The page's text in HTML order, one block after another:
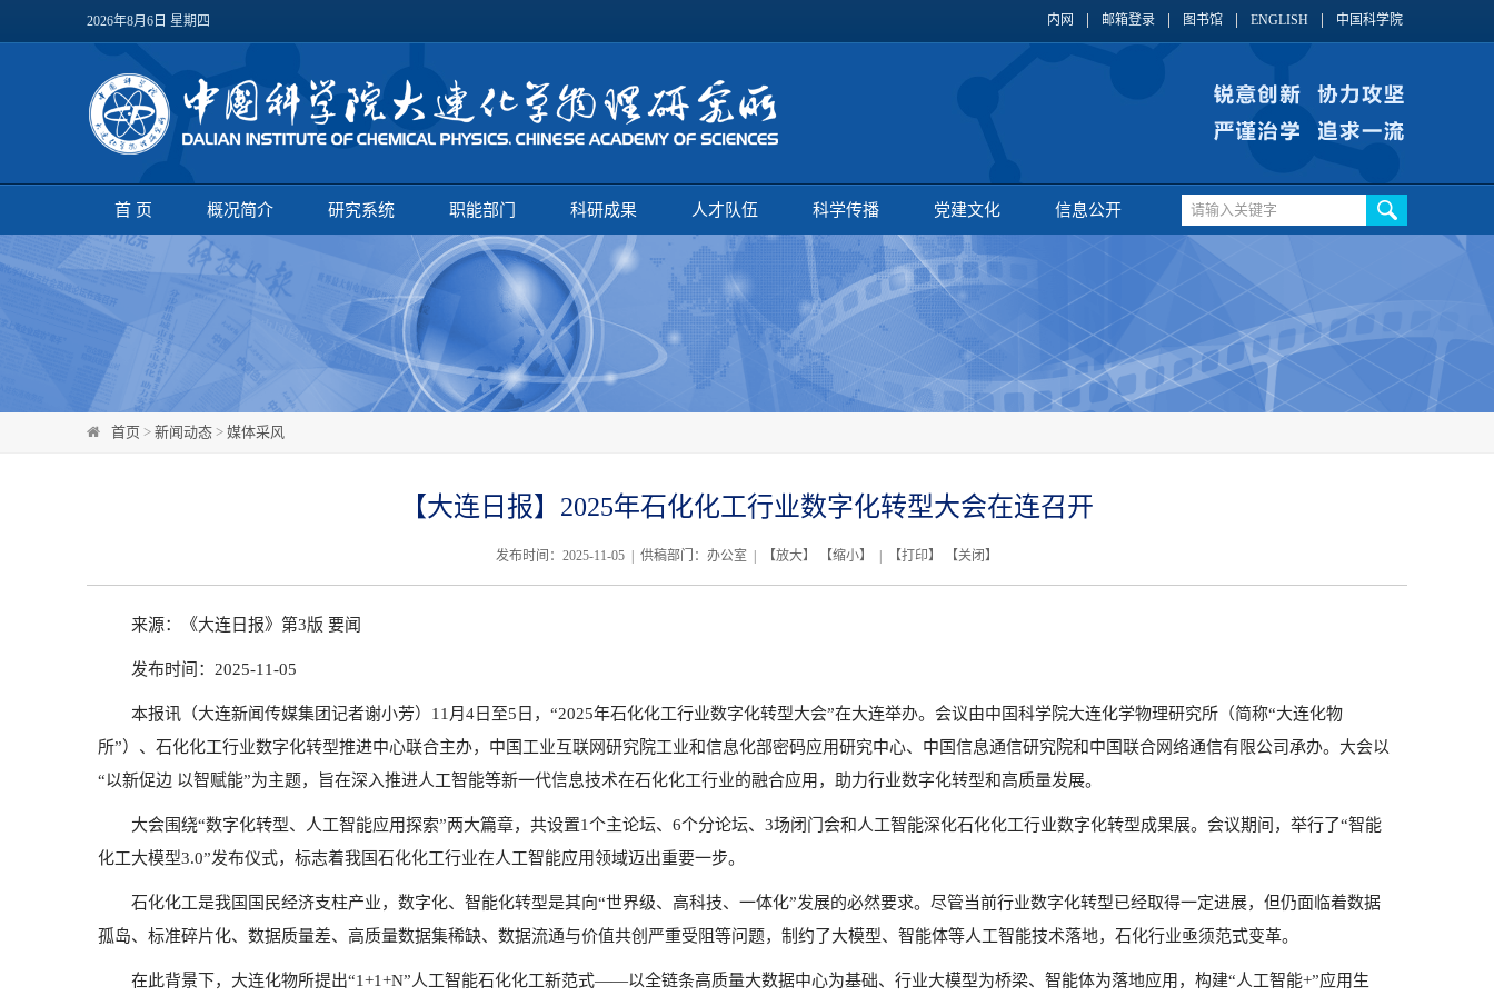
2026年8月6日 星期四 内网 邮箱登录 图书馆 ENGLISH 中国科学院
首 页 概况简介 研究系统 职能部门 科研成果 人才队伍 科学传播 党建文化 信息公开
首页 > 新闻动态 > 媒体采风
【大连日报】2025年石化化工行业数字化转型大会在连召开
发布时间：2025-11-05 | 供稿部门：办公室 | 【放大】 【缩小】 | 【打印】 【关闭 】
来源：《大连日报》第3版 要闻
发布时间：2025-11-05
本报讯（大连新闻传媒集团记者谢小芳）11月4日至5日，“2025年石化化工行业数字化转型大会”在大连举办。会议由中国科学院大连化学物理研究所（简称“大连化物
所”）、石化化工行业数字化转型推进中心联合主办，中国工业互联网研究院工业和信息化部密码应用研究中心、中国信息通信研究院和中国联合网络通信有限公司承办。大会以
“以新促边 以智赋能”为主题，旨在深入推进人工智能等新一代信息技术在石化化工行业的融合应用，助力行业数字化转型和高质量发展。
大会围绕“数字化转型、人工智能应用探索”两大篇章，共设置1个主论坛、6个分论坛、3场闭门会和人工智能深化石化化工行业数字化转型成果展。会议期间，举行了“智能
化工大模型3.0”发布仪式，标志着我国石化化工行业在人工智能应用领域迈出重要一步。
石化化工是我国国民经济支柱产业，数字化、智能化转型是其向“世界级、高科技、一体化”发展的必然要求。尽管当前行业数字化转型已经取得一定进展，但仍面临着数据
孤岛、标准碎片化、数据质量差、高质量数据集稀缺、数据流通与价值共创严重受阻等问题，制约了大模型、智能体等人工智能技术落地，石化行业亟须范式变革。
在此背景下，大连化物所提出“1+1+N”人工智能石化化工新范式——以全链条高质量大数据中心为基础、行业大模型为桥梁、智能体为落地应用，构建“人工智能+”应用生